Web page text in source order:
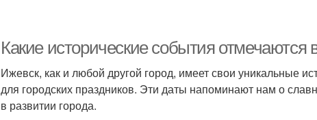
Какие исторические события отмечаются
Ижевск, как и любой другой город, имеет свои уникальные
для городских праздников. Эти даты напоминают нам о
в развитии города.